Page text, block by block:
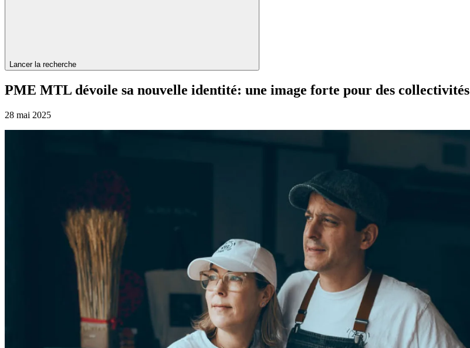
Lancer la recherche
PME MTL dévoile sa nouvelle identité: une image forte pour des collectivités
28 mai 2025